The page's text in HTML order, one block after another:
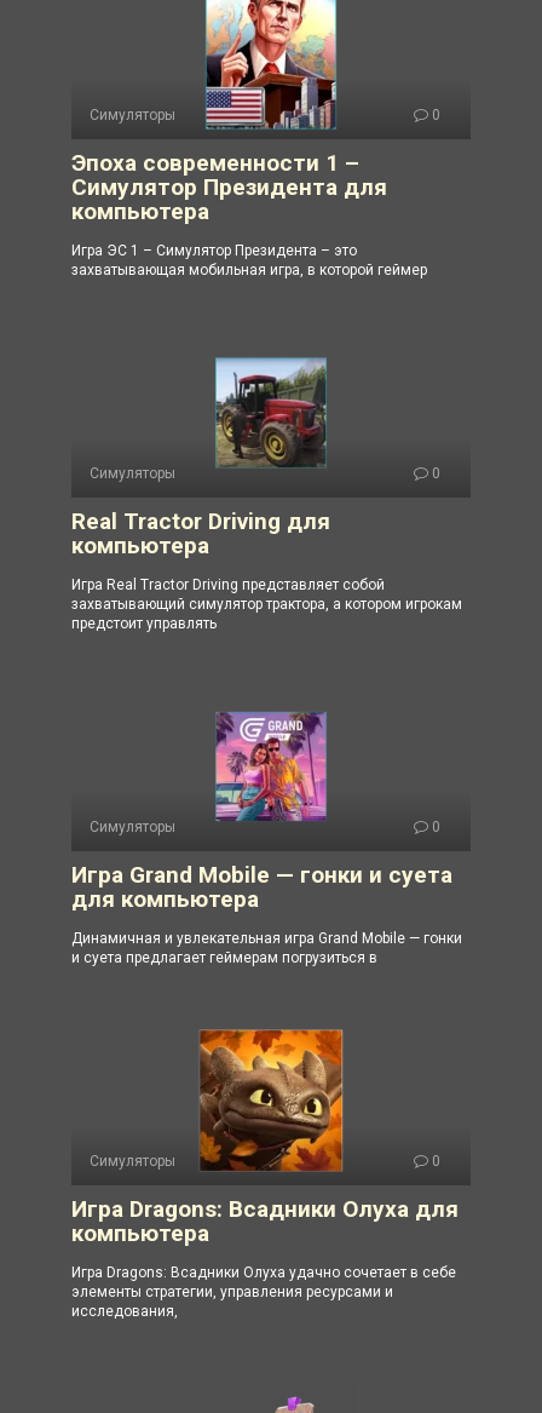
Симуляторы 0
Эпоха современности 1 –
Симулятор Президента для
компьютера
Игра ЭС 1 – Симулятор Президента – это
захватывающая мобильная игра, в которой геймер
Симуляторы 0
Real Tractor Driving для
компьютера
Игра Real Tractor Driving представляет собой
захватывающий симулятор трактора, а котором игрокам
предстоит управлять
Симуляторы 0
Игра Grand Mobile — гонки и суета
для компьютера
Динамичная и увлекательная игра Grand Mobile — гонки
и суета предлагает геймерам погрузиться в
Симуляторы 0
Игра Dragons: Всадники Олуха для
компьютера
Игра Dragons: Всадники Олуха удачно сочетает в себе
элементы стратегии, управления ресурсами и
исследования,